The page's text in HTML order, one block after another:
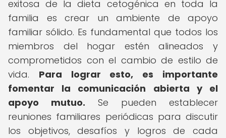
exitosa de la dieta cetogénica en toda la
familia es crear un ambiente de apoyo
familiar sólido. Es fundamental que todos los
miembros del hogar estén alineados y
comprometidos con el cambio de estilo de
vida. Para lograr esto, es importante
fomentar la comunicación abierta y el
apoyo mutuo. Se pueden establecer
reuniones familiares periódicas para discutir
los objetivos, desafíos y logros de cada